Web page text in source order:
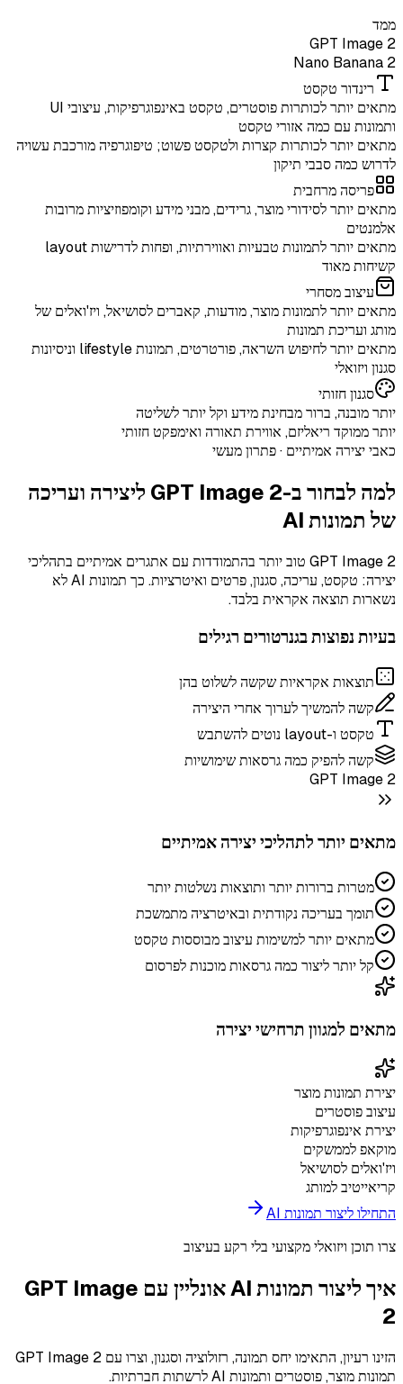
ממד
GPT Image 2
Nano Banana 2
רינדור טקסט
מתאים יותר לכותרות פוסטרים, טקסט באינפוגרפיקות, עיצובי UI
ותמונות עם כמה אזורי טקסט
מתאים יותר לכותרות קצרות ולטקסט פשוט; טיפוגרפיה מורכבת עשויה
לדרוש כמה סבבי תיקון
פריסה מרחבית
מתאים יותר לסידורי מוצר, גרידים, מבני מידע וקומפוזיציות מרובות
אלמנטים
מתאים יותר לתמונות טבעיות ואווירתיות, ופחות לדרישות layout
קשיחות מאוד
עיצוב מסחרי
מתאים יותר לתמונות מוצר, מודעות, קאברים לסושיאל, ויז'ואלים של
מותג ועריכת תמונות
מתאים יותר לחיפוש השראה, פורטרטים, תמונות lifestyle וניסיונות
סגנון ויזואלי
סגנון חזותי
יותר מובנה, ברור מבחינת מידע וקל יותר לשליטה
יותר ממוקד ריאליזם, אווירת תאורה ואימפקט חזותי
כאבי יצירה אמיתיים · פתרון מעשי
למה לבחור ב-GPT Image 2 ליצירה ועריכה
של תמונות AI
GPT Image 2 טוב יותר בהתמודדות עם אתגרים אמיתיים בתהליכי
יצירה: טקסט, עריכה, סגנון, פרטים ואיטרציות. כך תמונות AI לא
נשארות תוצאה אקראית בלבד.
בעיות נפוצות בגנרטורים רגילים
תוצאות אקראיות שקשה לשלוט בהן
קשה להמשיך לערוך אחרי היצירה
טקסט ו-layout נוטים להשתבש
קשה להפיק כמה גרסאות שימושיות
GPT Image 2
מתאים יותר לתהליכי יצירה אמיתיים
מטרות ברורות יותר ותוצאות נשלטות יותר
תומך בעריכה נקודתית ובאיטרציה מתמשכת
מתאים יותר למשימות עיצוב מבוססות טקסט
קל יותר ליצור כמה גרסאות מוכנות לפרסום
מתאים למגוון תרחישי יצירה
יצירת תמונות מוצר
עיצוב פוסטרים
יצירת אינפוגרפיקות
מוקאפ לממשקים
ויז'ואלים לסושיאל
קריאייטיב למותג
התחילו ליצור תמונות AI
צרו תוכן ויזואלי מקצועי בלי רקע בעיצוב
איך ליצור תמונות AI אונליין עם GPT Image
2
הזינו רעיון, התאימו יחס תמונה, רזולוציה וסגנון, וצרו עם GPT Image 2
תמונות מוצר, פוסטרים ותמונות AI לרשתות חברתיות.